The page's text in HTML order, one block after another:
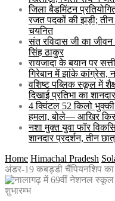
जिला बैडमिंटन
रजत पदकों की झड़ी; तीन
चयनित
संत रविदास जी का जीवन
सिंह ठाकुर
रायजादा के बयान पर
गिरेबान में झांके कांग्रेस,
वशिष्ट पब्लिक स्कूल में
दिखाई प्रतिभा का
4 क्विंटल 52 किलो भुक्की
हमला, बोले— आखिर
नशा मुक्त युवा फॉर
शानदार प्रदर्शन, तीन
Home Himachal Pradesh
अंडर-19 कबड्डी चैंपियनशिप का